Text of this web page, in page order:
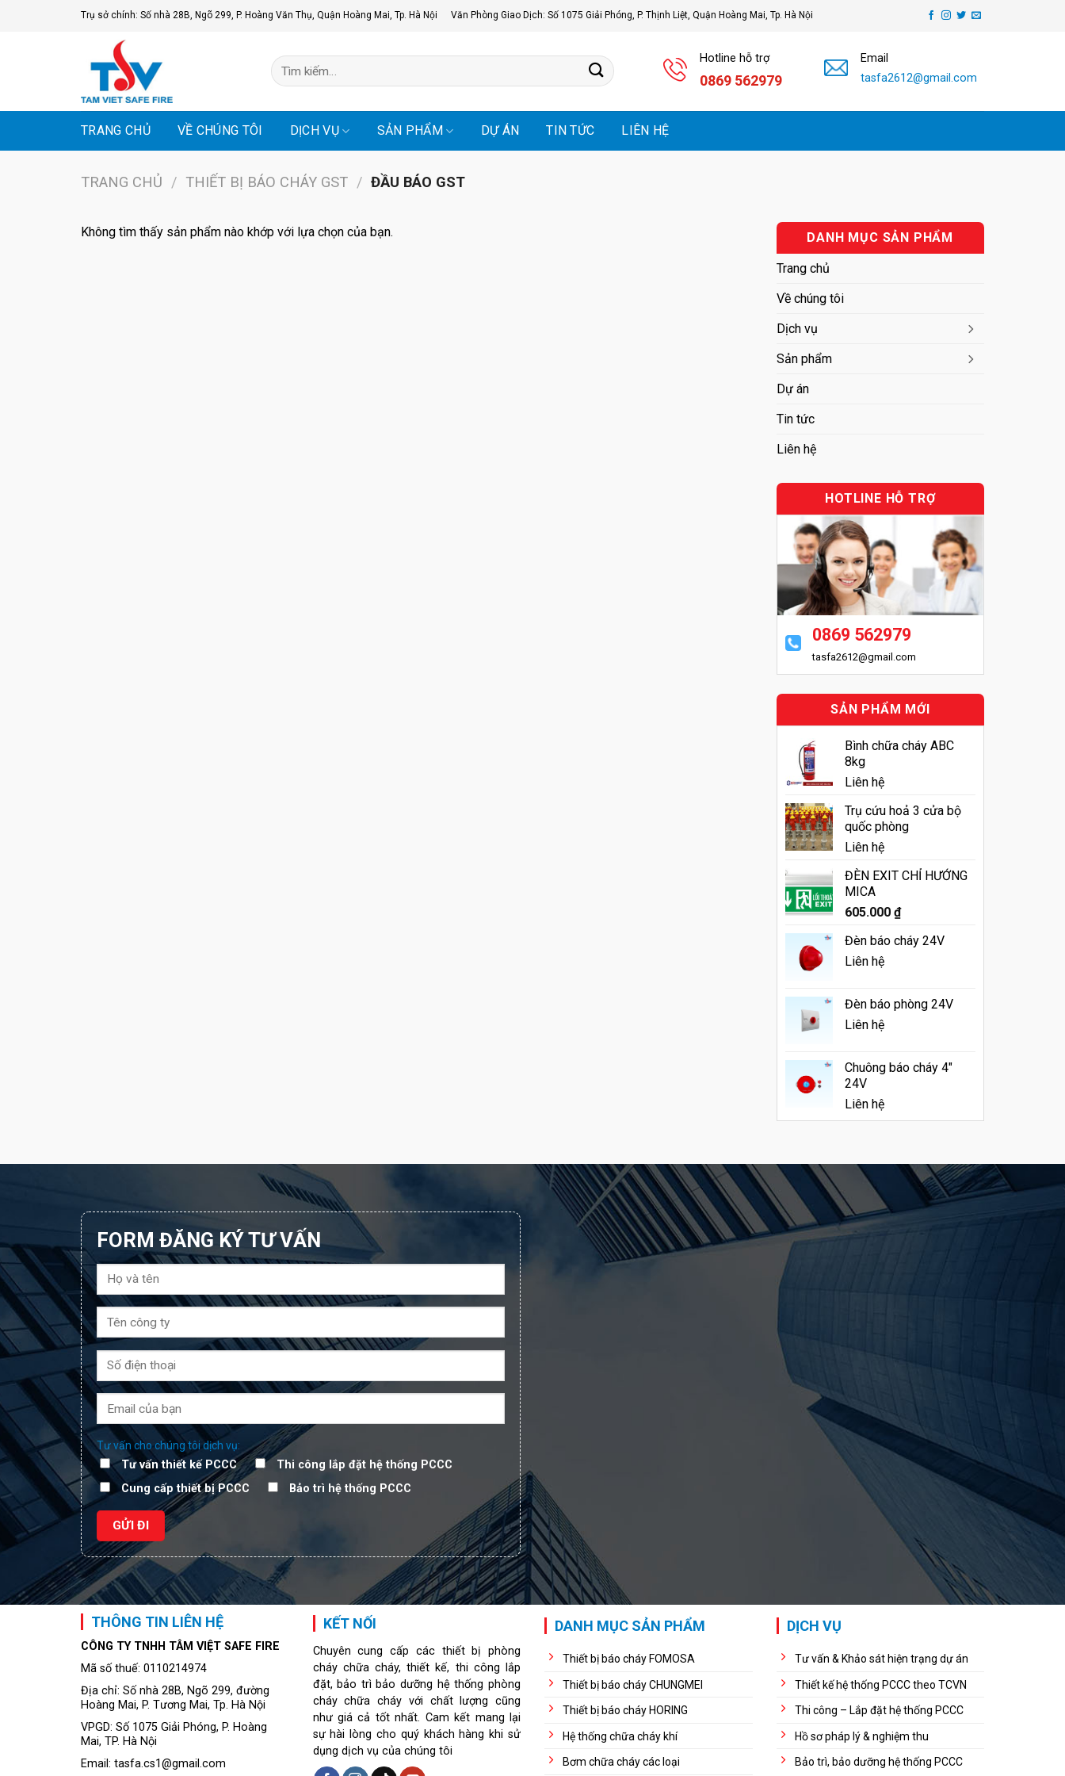
Trụ sở chính: Số nhà 28B, Ngõ 299, P. Hoàng Văn Thụ, Quận Hoàng Mai, Tp. Hà Nội Văn Phòng Giao Dịch: Số 1075 Giải Phóng, P. Thịnh Liệt, Quận Hoàng Mai, Tp. Hà Nội
Tìm
kiếm:
Hotline hỗ trợ
0869 562979
Email
tasfa2612@gmail.com
TRANG CHỦ VỀ CHÚNG TÔI DỊCH VỤ SẢN PHẨM DỰ ÁN TIN TỨC LIÊN HỆ
TRANG CHỦ / THIẾT BỊ BÁO CHÁY GST / ĐẦU BÁO GST
Không tìm thấy sản phẩm nào khớp với lựa chọn của bạn. DANH MỤC SẢN PHẨM
Trang chủ
Về chúng tôi
Dịch vụ
Sản phẩm
Dự án
Tin tức
Liên hệ
HOTLINE HỖ TRỢ
0869 562979
tasfa2612@gmail.com
SẢN PHẨM MỚI
Bình chữa cháy ABC
8kg
Liên hệ
Trụ cứu hoả 3 cửa bộ
quốc phòng
Liên hệ
ĐÈN EXIT CHỈ HƯỚNG
MICA
605.000 ₫
Đèn báo cháy 24V
Liên hệ
Đèn báo phòng 24V
Liên hệ
Chuông báo cháy 4"
24V
Liên hệ
FORM ĐĂNG KÝ TƯ VẤN
Tư vấn cho chúng tôi dịch vụ:
Tư vấn thiết kế PCCC
Thi công lắp đặt hệ thống PCCC
Cung cấp thiết bị PCCC
Bảo trì hệ thống PCCC
THÔNG TIN LIÊN HỆ
CÔNG TY TNHH TÂM VIỆT SAFE FIRE
Mã số thuế: 0110214974
Địa chỉ: Số nhà 28B, Ngõ 299, đường
Hoàng Mai, P. Tương Mai, Tp. Hà Nội
VPGD: Số 1075 Giải Phóng, P. Hoàng
Mai, TP. Hà Nội
Email: tasfa.cs1@gmail.com
KẾT NỐI
Chuyên cung cấp các thiết bị phòng
cháy chữa cháy, thiết kế, thi công lắp
đặt, bảo trì bảo dưỡng hệ thống phòng
cháy chữa cháy với chất lượng cũng
như giá cả tốt nhất. Cam kết mang lại
sự hài lòng cho quý khách hàng khi sử
dụng dịch vụ của chúng tôi
DANH MỤC SẢN PHẨM
Thiết bị báo cháy FOMOSA
Thiết bị báo cháy CHUNGMEI
Thiết bị báo cháy HORING
Hệ thống chữa cháy khí
Bơm chữa cháy các loại
DỊCH VỤ
Tư vấn & Khảo sát hiện trạng dự án
Thiết kế hệ thống PCCC theo TCVN
Thi công – Lắp đặt hệ thống PCCC
Hồ sơ pháp lý & nghiệm thu
Bảo trì, bảo dưỡng hệ thống PCCC